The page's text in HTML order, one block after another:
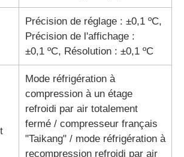
de tissu
température et d'humidité
de dureté
Précision de réglage : ±0,1 ºC,
Précision de l'affichage :
±0,1 ºC, Résolution : ±0,1 ºC
Mode réfrigération à
compression à un étage
refroidi par air totalement
fermé / compresseur français
"Taikang" / mode réfrigération à
recompression refroidi par air